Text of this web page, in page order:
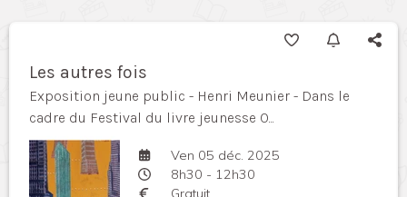
Les autres fois
Exposition jeune public - Henri Meunier - Dans le
cadre du Festival du livre jeunesse O...
Ven 05 déc. 2025
8h30 - 12h30
Gratuit